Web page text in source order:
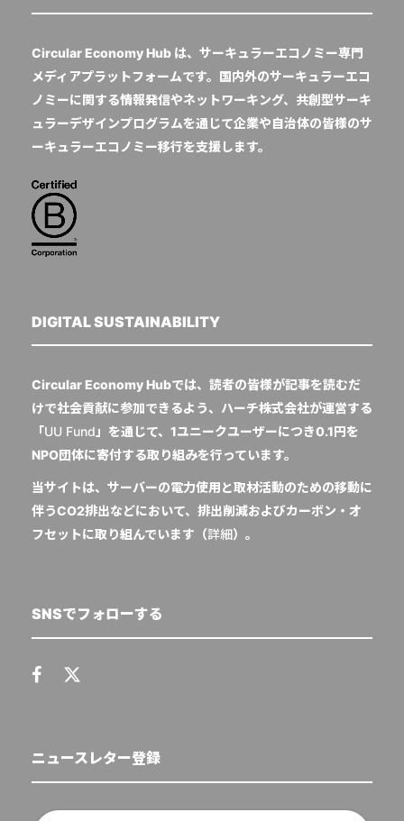
Circular Economy Hub は、サーキュラーエコノミー専門
メディアプラットフォームです。国内外のサーキュラーエコ
ノミーに関する情報発信やネットワーキング、共創型サーキ
ュラーデザインプログラムを通じて企業や自治体の皆様のサ
ーキュラーエコノミー移行を支援します。
DIGITAL SUSTAINABILITY
Circular Economy Hubでは、読者の皆様が記事を読むだ
けで社会貢献に参加できるよう、ハーチ株式会社が運営する
「UU Fund 」を通じて、1ユニークユーザーにつき0.1円を
NPO団体に寄付する取り組みを行っています。
当サイトは、サーバーの電力使用と取材活動のための移動に
伴うCO2排出などにおいて、排出削減およびカーボン・オ
フセットに取り組んでいます（詳細）。
SNSでフォローする
ニュースレター登録